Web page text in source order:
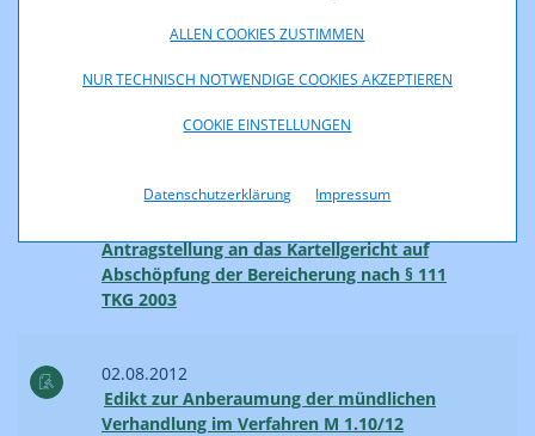
ALLEN COOKIES ZUSTIMMEN
NUR TECHNISCH NOTWENDIGE COOKIES AKZEPTIEREN
COOKIE EINSTELLUNGEN
Datenschutzerklärung Impressum
08.10.2012
Edikt zur Einleitung des Verfahrens R 5/12 der
Stellungnahme der Telekom-Control-
Antragstellung an das Kartellgericht auf
Abschöpfung der Bereicherung nach § 111
TKG 2003
02.08.2012
Edikt zur Anberaumung der mündlichen
Verhandlung im Verfahren M 1.10/12